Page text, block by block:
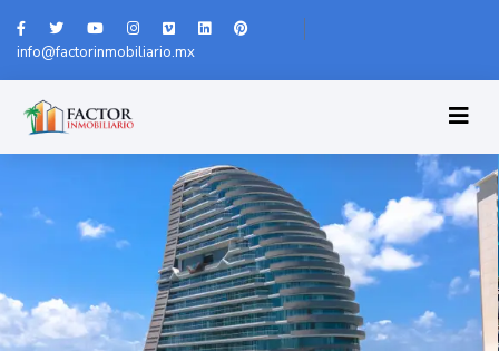
info@factorinmobiliario.mx